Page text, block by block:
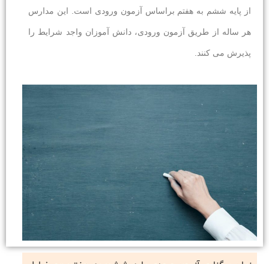
از پایه ششم به هفتم براساس آزمون ورودی است. این مدارس
هر ساله از طریق آزمون ورودی، دانش آموزان واجد شرایط را
پذیرش می کنند.